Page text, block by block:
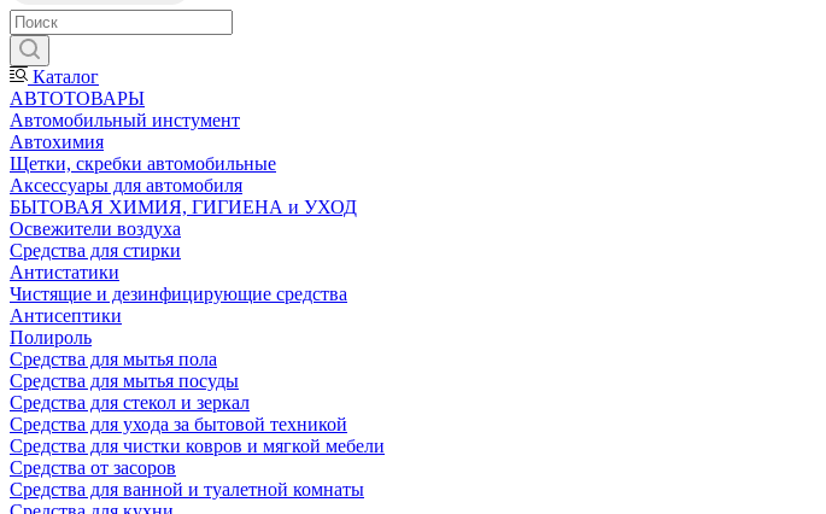
Каталог
АВТОТОВАРЫ
Автомобильный инстумент
Автохимия
Щетки, скребки автомобильные
Аксессуары для автомобиля
БЫТОВАЯ ХИМИЯ, ГИГИЕНА и УХОД
Освежители воздуха
Средства для стирки
Антистатики
Чистящие и дезинфицирующие средства
Антисептики
Полироль
Средства для мытья пола
Средства для мытья посуды
Средства для стекол и зеркал
Средства для ухода за бытовой техникой
Средства для чистки ковров и мягкой мебели
Средства от засоров
Средства для ванной и туалетной комнаты